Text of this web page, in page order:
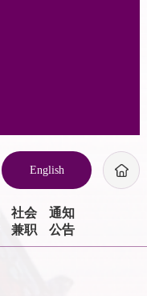
社会
兼职
通知
公告
English